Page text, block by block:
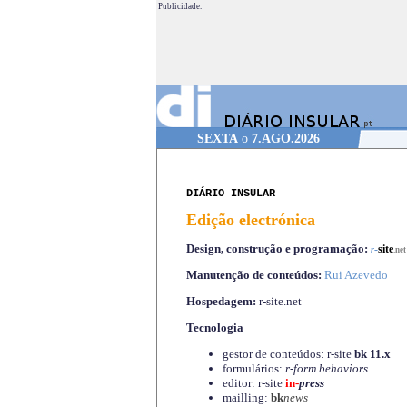
Publicidade.
SEXTAo 7.AGO.2026
DIÁRIO INSULAR
Edição electrónica
Design, construção e programação: r-site.net
Manutenção de conteúdos: Rui Azevedo
Hospedagem: r-site.net
Tecnologia
gestor de conteúdos: r-site bk 11.x
formulários: r-form behaviors
editor: r-site in-press
mailling: bknews